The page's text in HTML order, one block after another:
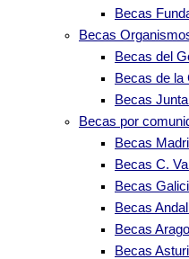
Becas
Becas
Becas del
Becas de la
Becas
Becas por
Becas
Becas C.
Becas
Becas
Becas
Becas